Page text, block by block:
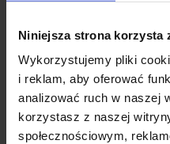
Niniejsza strona korzysta
Wykorzystujemy pliki
i reklam, aby oferować
analizować ruch w naszej
korzystasz z naszej
społecznościowym,
Wsparcie techniczne
Jeśli masz pytania lub
lub napisz do nas:
odpowiedzi na e-maile od
+48 694 000 777,+48